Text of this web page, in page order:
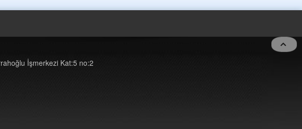
İşmerkezi Kat:5 no:2